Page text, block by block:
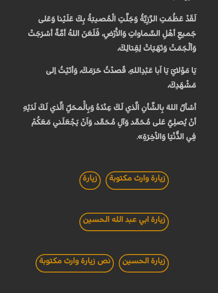
لَقَدْ عَظُمَتِ الرَّزِيَّةُ وَجَلَّتِ الْمُصيبَةُ بِكَ عَلَيْنا وَعَلى
جَميعِ أهْلِ السَّماواتِ وَالاَْرْضِ، فَلَعَنَ اللهُ أمَّةً أسْرَجَتْ
وَألْجَمَتْ وَتَهَيَاتْ لِقِتالِكَ،
يَا مَوْلايَ يَا اَبا عَبْدِاللهِ، قَصَدْتُ حَرَمَكَ، وَأتَيْتُ اِلى
مَشْهَدِكَ،
أسْألُ اللهَ بِالشَّأنِ الَّذي لَكَ عِنْدَهُ وَبِالَْمحَلِّ الَّذي لَكَ لَدَيْهِ
أنْ يُصَلِيَّ عَلى مُحَمَّد وَآلِ مُحَمَّد، وَاَنْ يَجْعَلَني مَعَكُمْ
فِي الدُّنْيَا وَالاْخِرَةِ».
زيارة وارث مكتوبة زيارة
زيارة ابي عبد الله الحسين
زيارة الحسين نص زيارة وارث مكتوبة